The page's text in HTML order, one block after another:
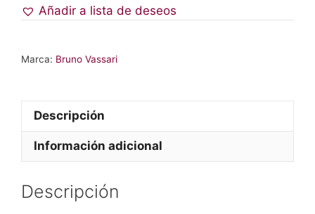
Añadir a lista de deseos
Marca: Bruno Vassari
Descripción
Información adicional
Descripción